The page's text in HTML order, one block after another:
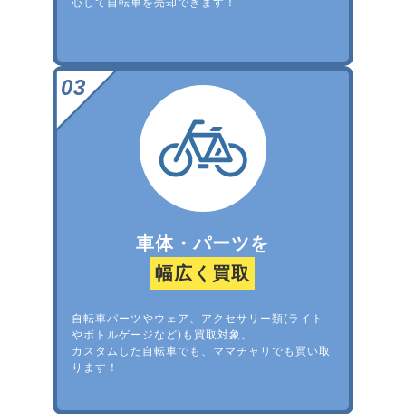
心して自転車を売却できます！
車体・パーツを
幅広く買取
自転車パーツやウェア、アクセサリー類(ライト
やボトルゲージなど)も買取対象。
カスタムした自転車でも、ママチャリでも買い取
ります！